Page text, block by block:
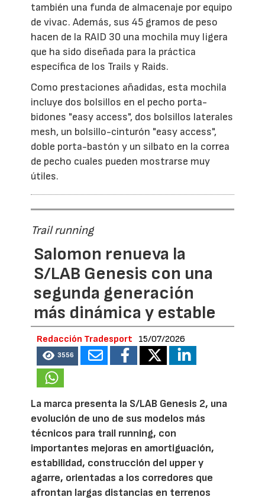
también una funda de almacenaje por equipo
de vivac. Además, sus 45 gramos de peso
hacen de la RAID 30 una mochila muy ligera
que ha sido diseñada para la práctica
específica de los Trails y Raids.
Como prestaciones añadidas, esta mochila
incluye dos bolsillos en el pecho porta-
bidones "easy access", dos bolsillos laterales
mesh, un bolsillo-cinturón "easy access",
doble porta-bastón y un silbato en la correa
de pecho cuales pueden mostrarse muy
útiles.
Trail running
Salomon renueva la
S/LAB Genesis con una
segunda generación
más dinámica y estable
Redacción Tradesport 15/07/2026
3556
La marca presenta la S/LAB Genesis 2, una
evolución de uno de sus modelos más
técnicos para trail running, con
importantes mejoras en amortiguación,
estabilidad, construcción del upper y
agarre, orientadas a los corredores que
afrontan largas distancias en terrenos